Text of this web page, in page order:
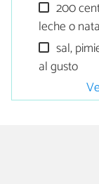
200
leche o nata
sal,
al gusto